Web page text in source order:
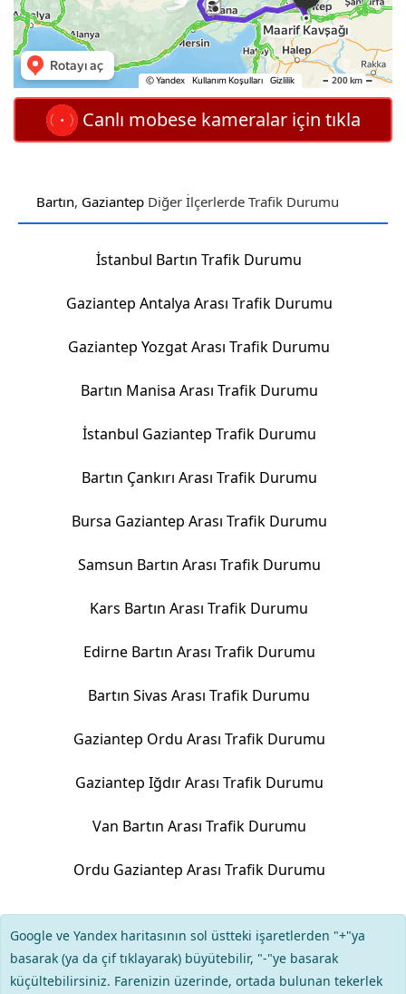
Canlı mobese kameralar için tıkla
Bartın, Gaziantep Diğer İlçerlerde Trafik Durumu
İstanbul Bartın Trafik Durumu
Gaziantep Antalya Arası Trafik Durumu
Gaziantep Yozgat Arası Trafik Durumu
Bartın Manisa Arası Trafik Durumu
İstanbul Gaziantep Trafik Durumu
Bartın Çankırı Arası Trafik Durumu
Bursa Gaziantep Arası Trafik Durumu
Samsun Bartın Arası Trafik Durumu
Kars Bartın Arası Trafik Durumu
Edirne Bartın Arası Trafik Durumu
Bartın Sivas Arası Trafik Durumu
Gaziantep Ordu Arası Trafik Durumu
Gaziantep Iğdır Arası Trafik Durumu
Van Bartın Arası Trafik Durumu
Ordu Gaziantep Arası Trafik Durumu
Google ve Yandex haritasının sol üstteki işaretlerden "+"ya
basarak (ya da çif tıklayarak) büyütebilir, "-"ye basarak
küçültebilirsiniz. Farenizin üzerinde, ortada bulunan tekerlek